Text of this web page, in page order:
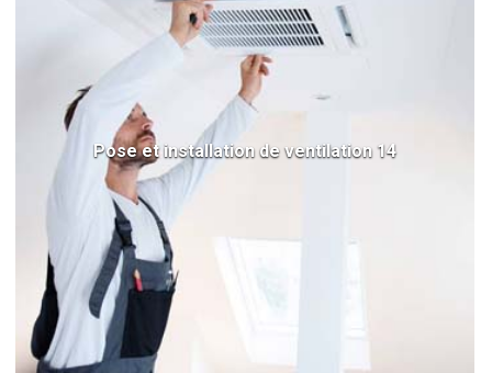
Pose et installation de ventilation 14